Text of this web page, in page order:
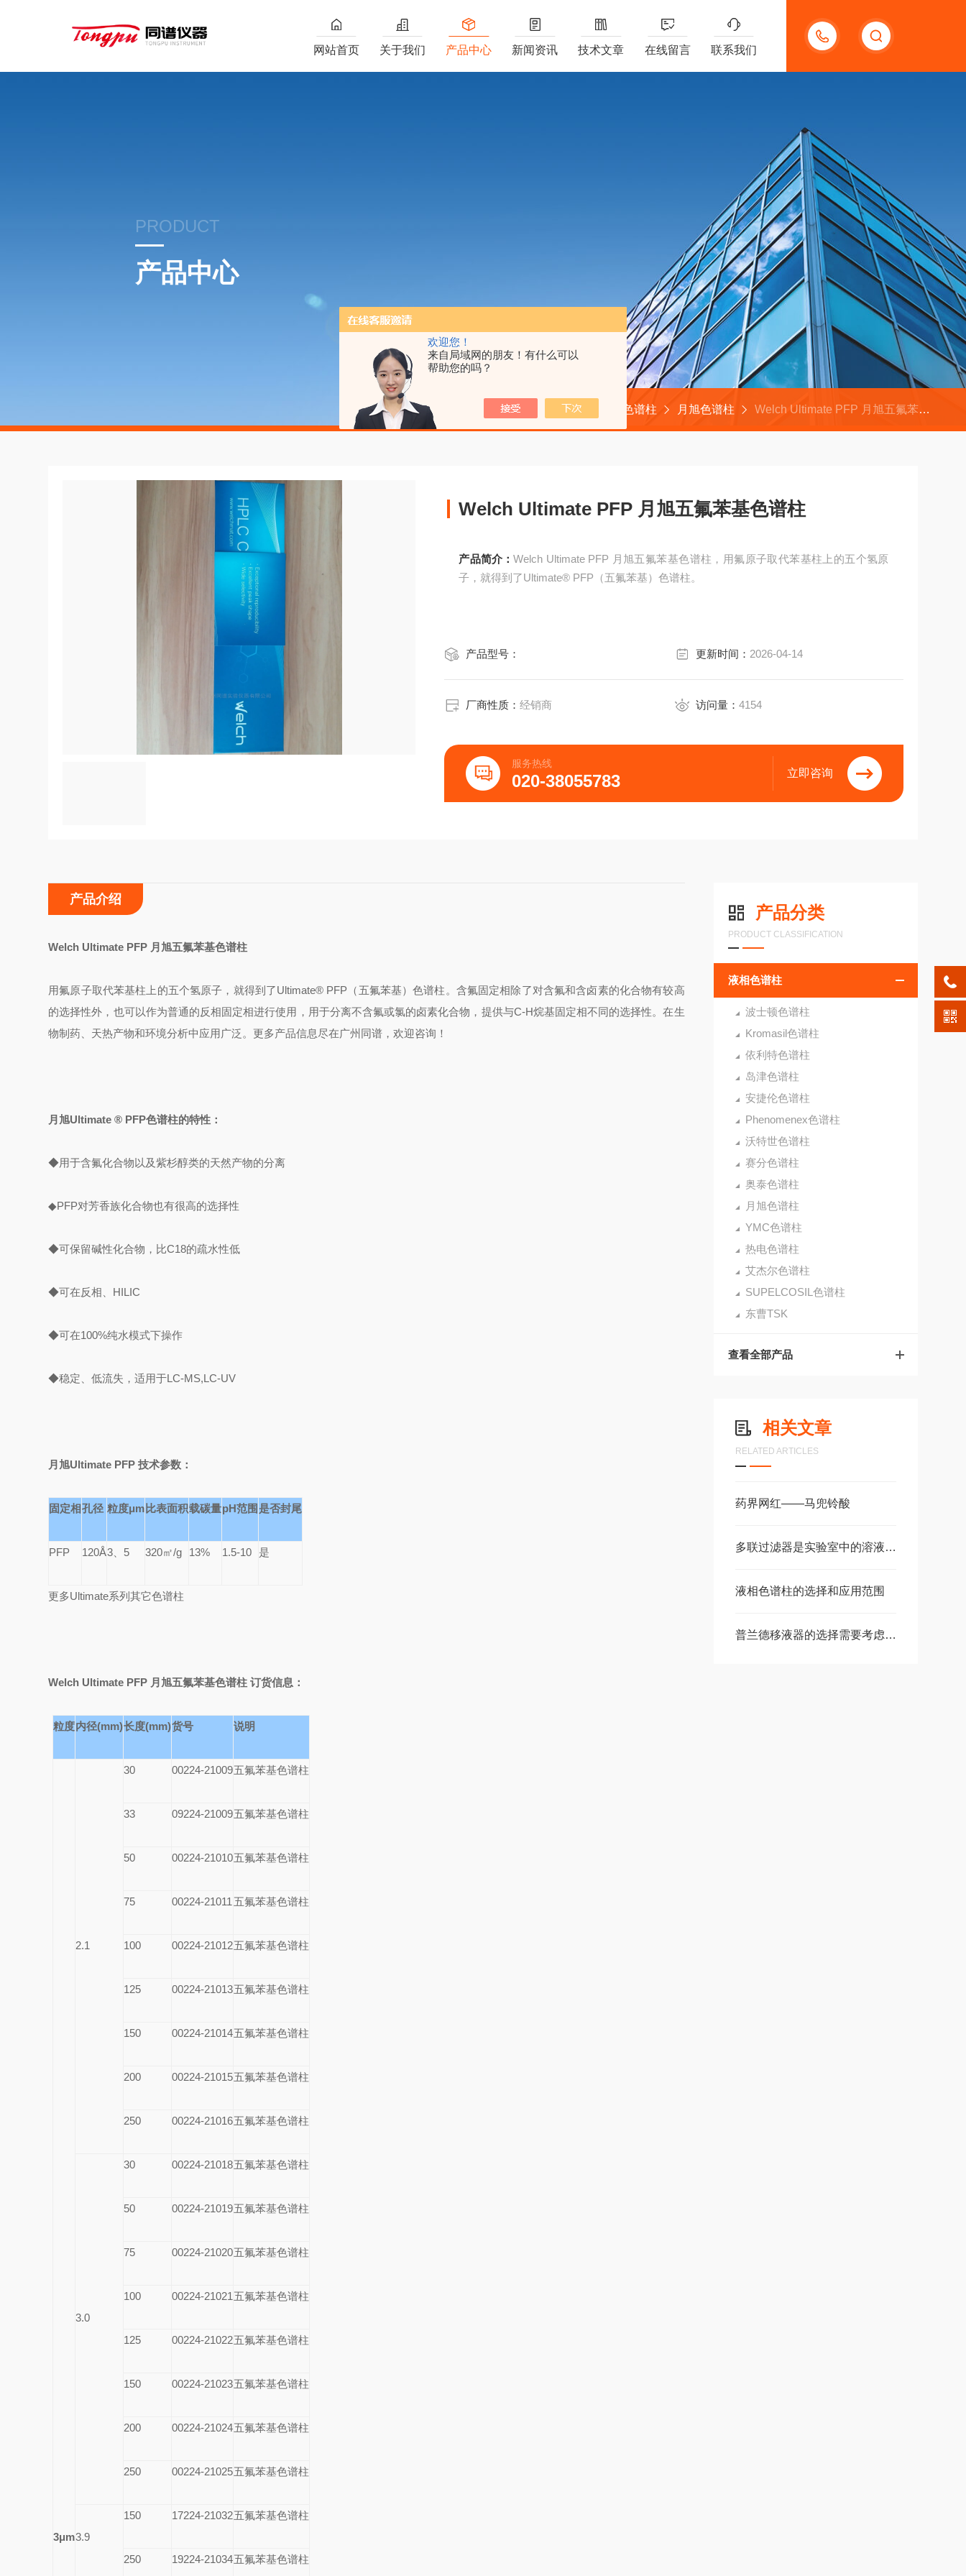
欢迎您！
来自局域网的朋友！有什么可以
帮助您的吗？
15920118006
网站首页 关于我们 产品中心 新闻资讯 技术文章 在线留言 联系我们
PRODUCT
产品中心
首页 产品中心 液相色谱柱 月旭色谱柱 Welch Ultimate PFP 月旭五氟苯基色谱柱
Welch Ultimate PFP 月旭五氟苯基色谱柱
产品简介：Welch Ultimate PFP 月旭五氟苯基色谱柱，用氟原子取代苯基柱上的五个氢原
子，就得到了Ultimate® PFP（五氟苯基）色谱柱。
产品型号： 更新时间： 2026-04-14
厂商性质：经销商 访问量： 4154
服务热线
020-38055783 立即咨询
产品分类
PRODUCT CLASSIFICATION
液相色谱柱
波士顿色谱柱
Kromasil色谱柱
依利特色谱柱
岛津色谱柱
安捷伦色谱柱
Phenomenex色谱柱
沃特世色谱柱
赛分色谱柱
奥泰色谱柱
月旭色谱柱
YMC色谱柱
热电色谱柱
艾杰尔色谱柱
SUPELCOSIL色谱柱
东曹TSK
查看全部产品
相关文章
RELATED ARTICLES
药界网红——马兜铃酸
多联过滤器是实验室中的溶液过滤装置
液相色谱柱的选择和应用范围
普兰德移液器的选择需要考虑几个方面
产品介绍
Welch Ultimate PFP 月旭五氟苯基色谱柱
用氟原子取代苯基柱上的五个氢原子，就得到了Ultimate® PFP（五氟苯基）色谱柱。含氟固定相除了对含氟和含卤素的化合物有较高
的选择性外，也可以作为普通的反相固定相进行使用，用于分离不含氟或氯的卤素化合物，提供与C-H烷基固定相不同的选择性。在生
物制药、天热产物和环境分析中应用广泛。更多产品信息尽在广州同谱，欢迎咨询！
月旭Ultimate ® PFP色谱柱的特性：
◆用于含氟化合物以及紫杉醇类的天然产物的分离
◆PFP对芳香族化合物也有很高的选择性
◆可保留碱性化合物，比C18的疏水性低
◆可在反相、HILIC
◆可在100%纯水模式下操作
◆稳定、低流失，适用于LC-MS,LC-UV
月旭Ultimate PFP 技术参数：
固定相孔径 粒度μm 比表面积载碳量pH范围是否封尾
PFP 120Å3 、5 320㎡/g 13% 1.5-10 是
更多Ultimate系列其它色谱柱
Welch Ultimate PFP 月旭五氟苯基色谱柱 订货信息：
粒度内径(mm)长度(mm)货号 说明
3μm
2.1
30 00224-21009五氟苯基色谱柱
33 09224-21009五氟苯基色谱柱
50 00224-21010五氟苯基色谱柱
75 00224-21011 五氟苯基色谱柱
100 00224-21012五氟苯基色谱柱
125 00224-21013五氟苯基色谱柱
150 00224-21014五氟苯基色谱柱
200 00224-21015五氟苯基色谱柱
250 00224-21016五氟苯基色谱柱
3.0
30 00224-21018五氟苯基色谱柱
50 00224-21019五氟苯基色谱柱
75 00224-21020五氟苯基色谱柱
100 00224-21021 五氟苯基色谱柱
125 00224-21022五氟苯基色谱柱
150 00224-21023五氟苯基色谱柱
200 00224-21024五氟苯基色谱柱
250 00224-21025五氟苯基色谱柱
3.9
150 17224-21032五氟苯基色谱柱
250 19224-21034五氟苯基色谱柱